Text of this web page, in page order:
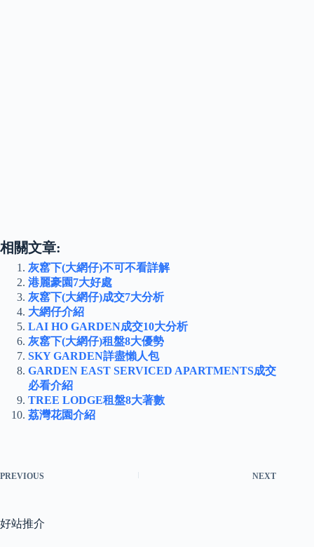
相關文章:
灰窰下(大網仔)不可不看詳解
港麗豪園7大好處
灰窰下(大網仔)成交7大分析
大網仔介紹
LAI HO GARDEN成交10大分析
灰窰下(大網仔)租盤8大優勢
SKY GARDEN詳盡懶人包
GARDEN EAST SERVICED APARTMENTS成交
必看介紹
TREE LODGE租盤8大著數
荔灣花園介紹
PREVIOUS NEXT
好站推介